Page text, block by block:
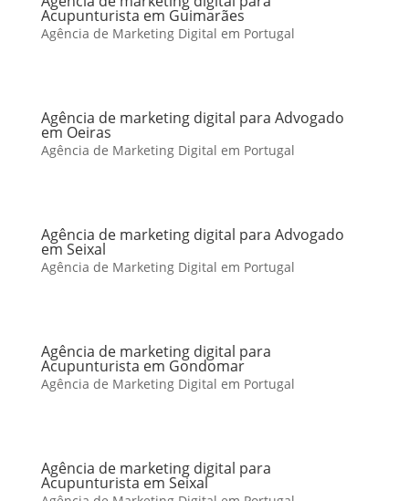
Acupunturista em Guimarães
Agência de Marketing Digital em Portugal
Agência de marketing digital para Advogado
em Oeiras
Agência de Marketing Digital em Portugal
Agência de marketing digital para Advogado
em Seixal
Agência de Marketing Digital em Portugal
Agência de marketing digital para
Acupunturista em Gondomar
Agência de Marketing Digital em Portugal
Agência de marketing digital para
Acupunturista em Seixal